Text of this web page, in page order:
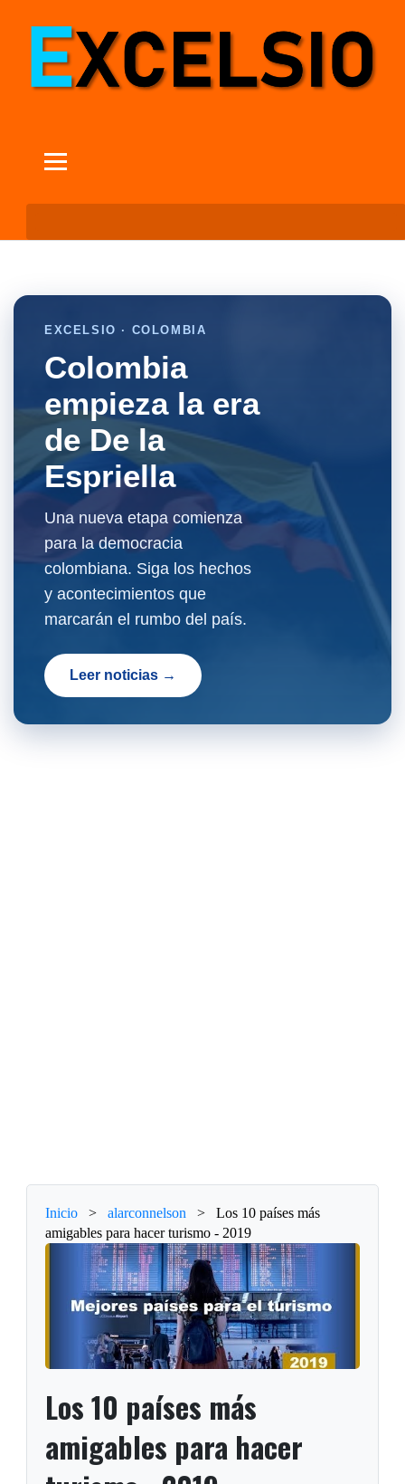
EXCELSIO · COLOMBIA
Colombia
empieza la era
de De la
Espriella
Una nueva etapa comienza
para la democracia
colombiana. Siga los hechos
y acontecimientos que
marcarán el rumbo del país.
Leer noticias →
Inicio > alarconnelson >
Los 10 países más
amigables para hacer turismo - 2019
Los 10 países más
amigables para hacer